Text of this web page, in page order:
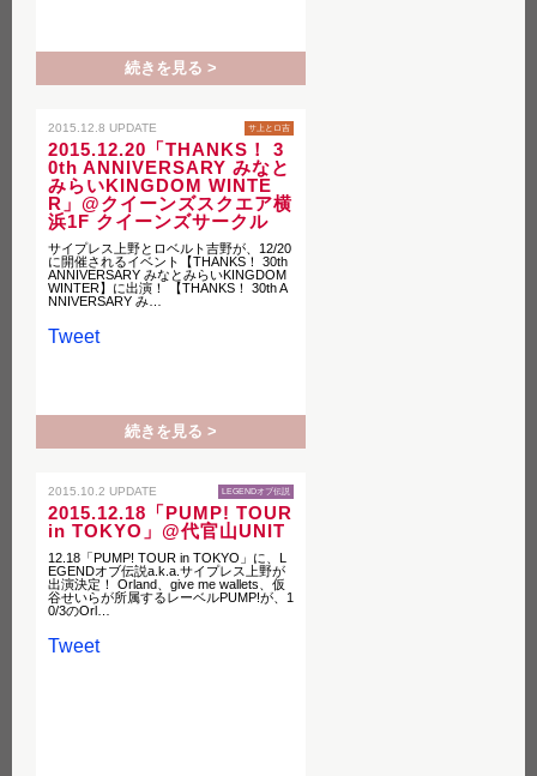
続きを見る >
2015.12.8 UPDATE サ上とロ吉
2015.12.20「THANKS！ 3
0th ANNIVERSARY みなと
みらいKINGDOM WINTE
R」@クイーンズスクエア横
浜1F クイーンズサークル
サイプレス上野とロベルト吉野が、12/20
に開催されるイベント【THANKS！ 30th
ANNIVERSARY みなとみらいKINGDOM
WINTER】に出演！ 【THANKS！ 30th A
NNIVERSARY み…
Tweet
続きを見る >
2015.10.2 UPDATE LEGENDオブ伝説
2015.12.18「PUMP! TOUR
in TOKYO」@代官山UNIT
12.18「PUMP! TOUR in TOKYO」に、L
EGENDオブ伝説a.k.a.サイプレス上野が
出演決定！ Orland、give me wallets、仮
谷せいらが所属するレーベルPUMP!が、1
0/3のOrl…
Tweet